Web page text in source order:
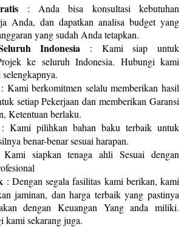
: Anda bisa konsultasi kebutuhan
Anda, dan dapatkan analisa budget yang
yang sudah Anda tetapkan.
Indonesia : Kami siap untuk
ke seluruh Indonesia. Hubungi kami
: Kami berkomitmen selalu memberikan hasil
setiap Pekerjaan dan memberikan Garansi
Ketentuan berlaku.
: Kami pilihkan bahan baku terbaik untuk
benar-benar sesuai harapan.
siapkan tenaga ahli Sesuai dengan
: Dengan segala fasilitas kami berikan, kami
jaminan, dan harga terbaik yang pastinya
dengan Keuangan Yang anda miliki.
kami sekarang juga.